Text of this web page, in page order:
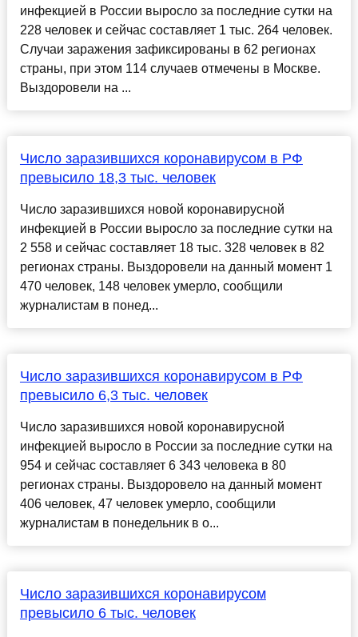
инфекцией в России выросло за последние сутки на
228 человек и сейчас составляет 1 тыс. 264 человек.
Случаи заражения зафиксированы в 62 регионах
страны, при этом 114 случаев отмечены в Москве.
Выздоровели на ...
Число заразившихся коронавирусом в РФ
превысило 18,3 тыс. человек
Число заразившихся новой коронавирусной
инфекцией в России выросло за последние сутки на
2 558 и сейчас составляет 18 тыс. 328 человек в 82
регионах страны. Выздоровели на данный момент 1
470 человек, 148 человек умерло, сообщили
журналистам в понед...
Число заразившихся коронавирусом в РФ
превысило 6,3 тыс. человек
Число заразившихся новой коронавирусной
инфекцией выросло в России за последние сутки на
954 и сейчас составляет 6 343 человека в 80
регионах страны. Выздоровело на данный момент
406 человек, 47 человек умерло, сообщили
журналистам в понедельник в о...
Число заразившихся коронавирусом
превысило 6 тыс. человек